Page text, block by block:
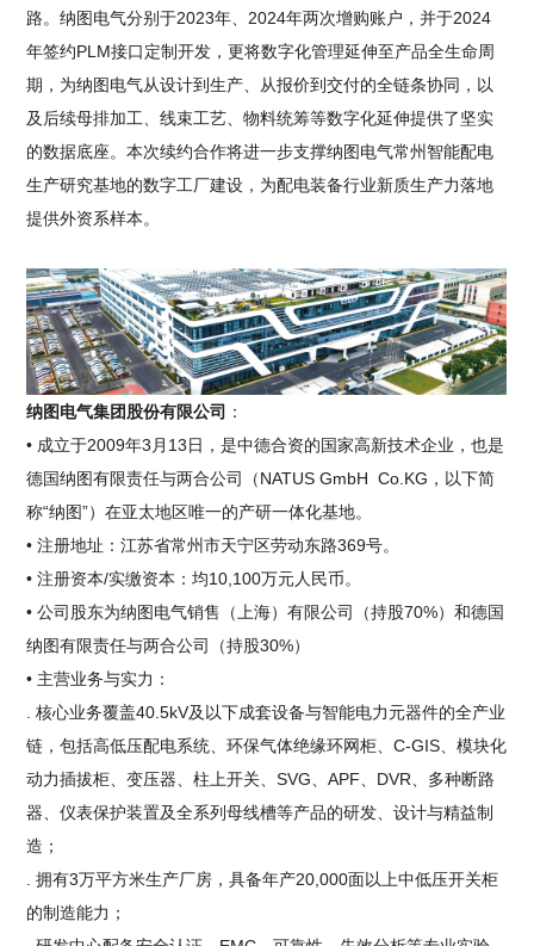
路。纳图电气分别于2023年、2024年两次增购账户，并于2024
年签约PLM接口定制开发，更将数字化管理延伸至产品全生命周
期，为纳图电气从设计到生产、从报价到交付的全链条协同，以
及后续母排加工、线束工艺、物料统筹等数字化延伸提供了坚实
的数据底座。本次续约合作将进一步支撑纳图电气常州智能配电
生产研究基地的数字工厂建设，为配电装备行业新质生产力落地
提供外资系样本。
纳图电气集团股份有限公司 ：
• 成立于2009年3月13日，是中德合资的国家高新技术企业，也是
德国纳图有限责任与两合公司（NATUS GmbH Co.KG，以下简
称“纳图”）在亚太地区唯一的产研一体化基地。
• 注册地址：江苏省常州市天宁区劳动东路369号。
• 注册资本/实缴资本：均10,100万元人民币。
• 公司股东为纳图电气销售（上海）有限公司（持股70%）和德国
纳图有限责任与两合公司（持股30%）
• 主营业务与实力：
. 核心业务覆盖40.5kV及以下成套设备与智能电力元器件的全产业
链，包括高低压配电系统、环保气体绝缘环网柜、C-GIS、模块化
动力插拔柜、变压器、柱上开关、SVG、APF、DVR、多种断路
器、仪表保护装置及全系列母线槽等产品的研发、设计与精益制
造；
. 拥有3万平方米生产厂房，具备年产20,000面以上中低压开关柜
的制造能力；